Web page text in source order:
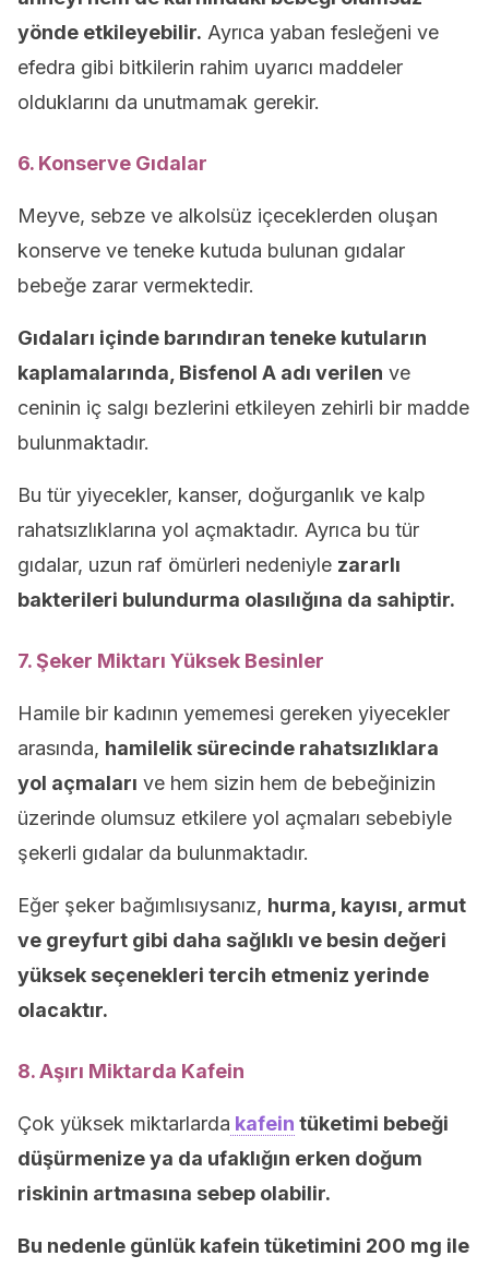
yönde etkileyebilir. Ayrıca yaban fesleğeni ve
efedra gibi bitkilerin rahim uyarıcı maddeler
olduklarını da unutmamak gerekir.
6. Konserve Gıdalar
Meyve, sebze ve alkolsüz içeceklerden oluşan
konserve ve teneke kutuda bulunan gıdalar
bebeğe zarar vermektedir.
Gıdaları içinde barındıran teneke kutuların
kaplamalarında, Bisfenol A adı verilen ve
ceninin iç salgı bezlerini etkileyen zehirli bir madde
bulunmaktadır.
Bu tür yiyecekler, kanser, doğurganlık ve kalp
rahatsızlıklarına yol açmaktadır. Ayrıca bu tür
gıdalar, uzun raf ömürleri nedeniyle zararlı
bakterileri bulundurma olasılığına da sahiptir.
7. Şeker Miktarı Yüksek Besinler
Hamile bir kadının yememesi gereken yiyecekler
arasında, hamilelik sürecinde rahatsızlıklara
yol açmaları ve hem sizin hem de bebeğinizin
üzerinde olumsuz etkilere yol açmaları sebebiyle
şekerli gıdalar da bulunmaktadır.
Eğer şeker bağımlısıysanız, hurma, kayısı, armut
ve greyfurt gibi daha sağlıklı ve besin değeri
yüksek seçenekleri tercih etmeniz yerinde
olacaktır.
8. Aşırı Miktarda Kafein
Çok yüksek miktarlarda kafein tüketimi bebeği
düşürmenize ya da ufaklığın erken doğum
riskinin artmasına sebep olabilir.
Bu nedenle günlük kafein tüketimini 200 mg ile